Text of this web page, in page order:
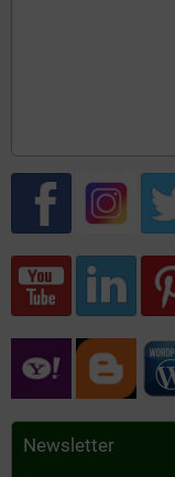
Newsletter